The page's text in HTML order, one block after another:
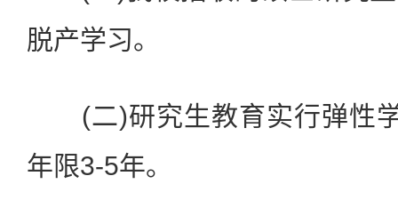
脱产学习。
(二)研究生教育实行弹性学
年限3-5年。